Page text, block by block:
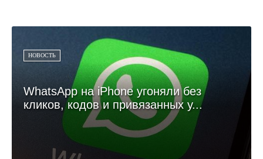
НОВОСТЬ
WhatsApp на iPhone угоняли без
кликов, кодов и привязанных у...